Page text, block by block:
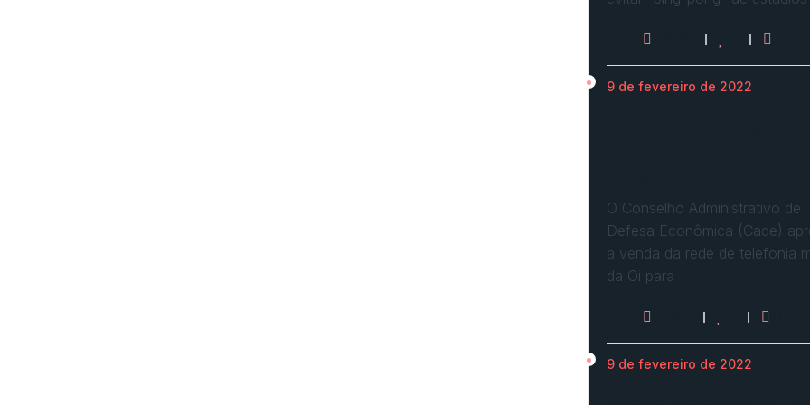
9 de fevereiro de 2022
O Conselho Administrativo de
Defesa Econômica (Cade)
a venda da rede de telefonia
da Oi para
9 de fevereiro de 2022